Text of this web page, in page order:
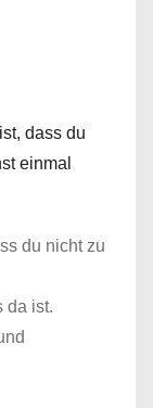
dass du
einmal
du nicht zu
da ist.